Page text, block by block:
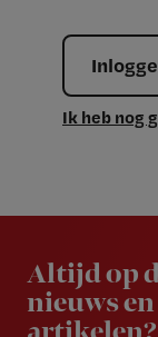
Ik heb nog
Altijd op
nieuws